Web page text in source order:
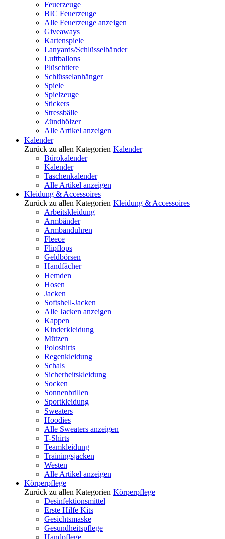
Feuerzeuge
BIC Feuerzeuge
Alle Feuerzeuge anzeigen
Giveaways
Kartenspiele
Lanyards/Schlüsselbänder
Luftballons
Plüschtiere
Schlüsselanhänger
Spiele
Spielzeuge
Stickers
Stressbälle
Zündhölzer
Alle Artikel anzeigen
Kalender
Zurück zu allen Kategorien Kalender
Bürokalender
Kalender
Taschenkalender
Alle Artikel anzeigen
Kleidung & Accessoires
Zurück zu allen Kategorien Kleidung & Accessoires
Arbeitskleidung
Armbänder
Armbanduhren
Fleece
Flipflops
Geldbörsen
Handfächer
Hemden
Hosen
Jacken
Softshell-Jacken
Alle Jacken anzeigen
Kappen
Kinderkleidung
Mützen
Poloshirts
Regenkleidung
Schals
Sicherheitskleidung
Socken
Sonnenbrillen
Sportkleidung
Sweaters
Hoodies
Alle Sweaters anzeigen
T-Shirts
Teamkleidung
Trainingsjacken
Westen
Alle Artikel anzeigen
Körperpflege
Zurück zu allen Kategorien Körperpflege
Desinfektionsmittel
Erste Hilfe Kits
Gesichtsmaske
Gesundheitspflege
Handpflege